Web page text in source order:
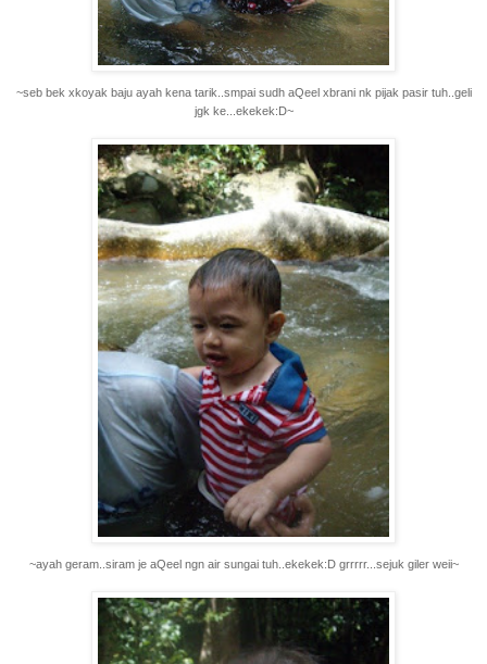
~seb bek xkoyak baju ayah kena tarik..smpai sudh aQeel xbrani nk pijak pasir tuh..geli
jgk ke...ekekek:D~
~ayah geram..siram je aQeel ngn air sungai tuh..ekekek:D grrrrr...sejuk giler weii~